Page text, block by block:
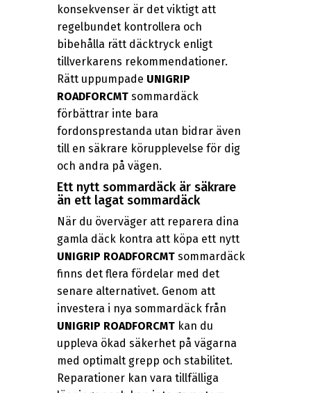
konsekvenser är det viktigt att
regelbundet kontrollera och
bibehålla rätt däcktryck enligt
tillverkarens rekommendationer.
Rätt uppumpade UNIGRIP
ROADFORCMTsommardäck
förbättrar inte bara
fordonsprestanda utan bidrar även
till en säkrare körupplevelse för dig
och andra på vägen.
Ett nytt sommardäck är säkrare
än ett lagat sommardäck
När du överväger att reparera dina
gamla däck kontra att köpa ett nytt
UNIGRIP ROADFORCMTsommardäck
finns det flera fördelar med det
senare alternativet. Genom att
investera i nya sommardäck från
UNIGRIP ROADFORCMTkan du
uppleva ökad säkerhet på vägarna
med optimalt grepp och stabilitet.
Reparationer kan vara tillfälliga